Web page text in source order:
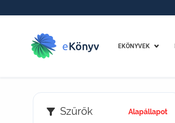
EKÖNYVEK
Szűrők Alapállapot